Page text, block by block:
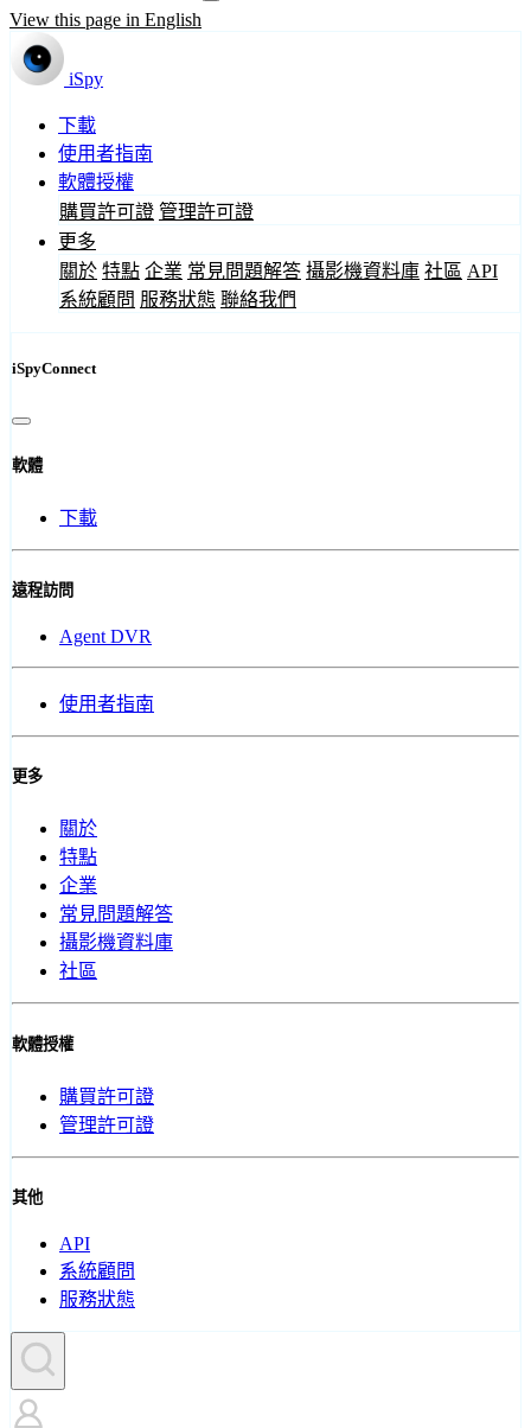
View this page in English
iSpy
下載
使用者指南
軟體授權
購買許可證 管理許可證
更多
關於 特點 企業 常見問題解答 攝影機資料庫 社區 API
系統顧問 服務狀態 聯絡我們
iSpyConnect
軟體
下載
遠程訪問
Agent DVR
使用者指南
更多
關於
特點
企業
常見問題解答
攝影機資料庫
社區
軟體授權
購買許可證
管理許可證
其他
API
系統顧問
服務狀態